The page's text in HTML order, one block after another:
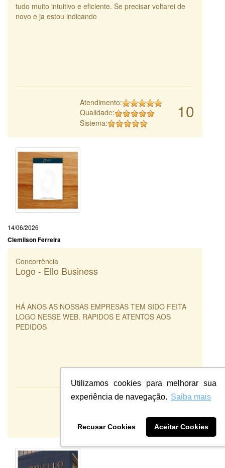
Utilizamos cookies para melhorar sua
experiência de navegação. Saiba mais
Recusar Cookies Aceitar Cookies
tudo muito intuitivo e eficiente. Se precisar voltarei de
novo e ja estou indicando
10
Atendimento:
Qualidade:
Sistema:
14/06/2026
Clemilson Ferreira
Concorrência
Logo - Ello Business
HÁ ANOS AS NOSSAS EMPRESAS TEM SIDO FEITA
LOGO NESSE WEB. RAPIDOS E ATENTOS AOS
PEDIDOS
10
Atendimento:
Sistema: